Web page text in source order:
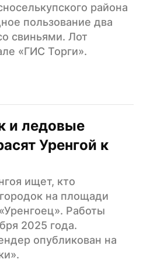
района
пользование два
свиньями. Лот
«ГИС Торги».
и ледовые
Уренгой к
ищет, кто
на площади
Работы
2025 года.
опубликован на